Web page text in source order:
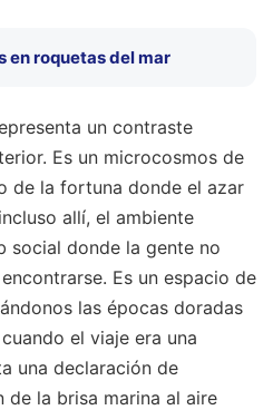
en roquetas del mar
un contraste
Es un microcosmos de
de la fortuna donde el azar
allí, el ambiente
social donde la gente no
Es un espacio de
las épocas doradas
el viaje era una
una declaración de
de la brisa marina al aire